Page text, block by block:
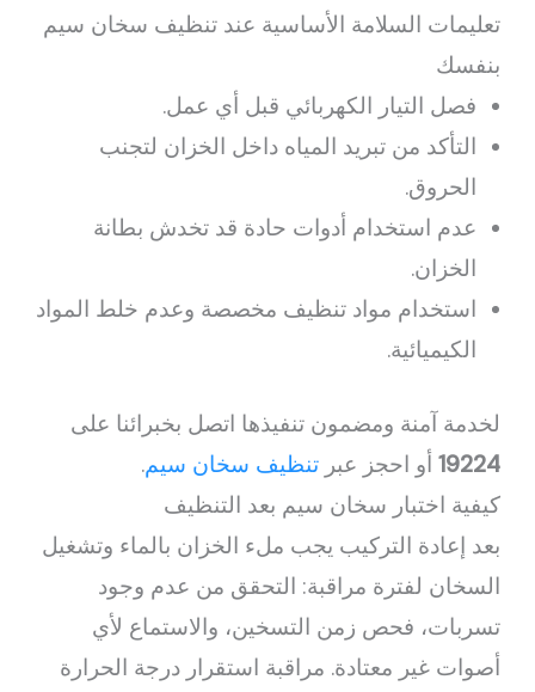
تعليمات السلامة الأساسية عند تنظيف سخان سيم
بنفسك
فصل التيار الكهربائي قبل أي عمل.
التأكد من تبريد المياه داخل الخزان لتجنب
الحروق.
عدم استخدام أدوات حادة قد تخدش بطانة
الخزان.
استخدام مواد تنظيف مخصصة وعدم خلط المواد
الكيميائية.
لخدمة آمنة ومضمون تنفيذها اتصل بخبرائنا على
19224 أو احجز عبرتنظيف سخان سيم.
كيفية اختبار سخان سيم بعد التنظيف
بعد إعادة التركيب يجب ملء الخزان بالماء وتشغيل
السخان لفترة مراقبة: التحقق من عدم وجود
تسربات، فحص زمن التسخين، والاستماع لأي
أصوات غير معتادة. مراقبة استقرار درجة الحرارة